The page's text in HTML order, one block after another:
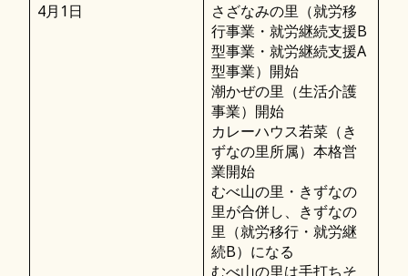
4月1日
さざなみの里（就労移
行事業・就労継続支援B
型事業・就労継続支援A
型事業）開始
潮かぜの里（生活介護
事業）開始
カレーハウス若菜（き
ずなの里所属）本格営
業開始
むべ山の里・きずなの
里が合併し、きずなの
里（就労移行・就労継
続B）になる
むべ山の里は手打ちそ